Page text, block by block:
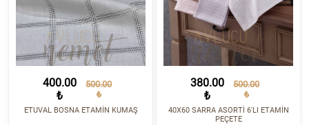
400.00
₺
500.00
₺
ETUVAL BOSNA ETAMİN KUMAŞ
380.00
₺
500.00
₺
40X60 SARRA ASORTİ 6'LI ETAMİN
PEÇETE